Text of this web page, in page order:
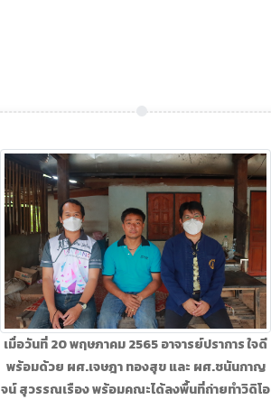
เมื่อวันที่ 20 พฤษภาคม 2565 อาจารย์ปราการ ใจดี
พร้อมด้วย ผศ.เจษฎา ทองสุข และ ผศ.ชนันกาญ
จน์ สุวรรณเรือง พร้อมคณะได้ลงพื้นที่ถ่ายทำวิดิโอ